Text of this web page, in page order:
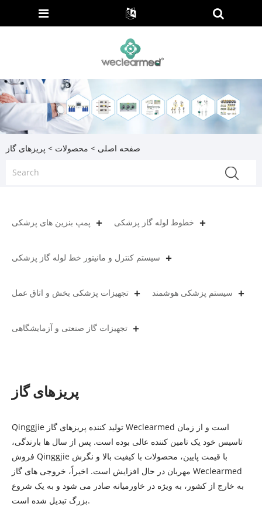
صفحه اصلی > محصولات > پریزهای گاز
پمپ بنزین های پزشکی خطوط لوله گاز پزشکی
سیستم کنترل و مانیتور خط لوله گاز پزشکی
تجهیزات پزشکی بخش و اتاق عمل سیستم پزشکی هوشمند
تجهیزات گاز صنعتی و آزمایشگاهی
پریزهای گاز
Qinggjie تولید کننده پریزهای گاز Weclearmed است و از زمان
تاسیس خود یک تامین کننده عالی بوده است. پس از سال ها بارندگی،
فروش Qinggjie با قیمت پایین، محصولات با کیفیت بالا و نگرش
مهربان در حال افزایش است. اخیراً، خروجی های گاز Weclearmed
به خارج از کشور، به ویژه در خاورمیانه صادر می شود و به یک شروع
بزرگ تبدیل شده است.